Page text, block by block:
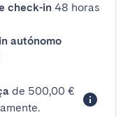
check-in 48 horas
autónomo
de 500,00 €